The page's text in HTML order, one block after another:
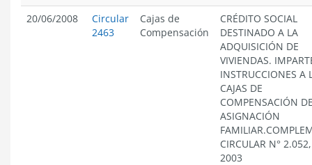
20/06/2008
Circular
2463
Cajas de
Compensación
CRÉDITO SOCIAL
DESTINADO A LA
ADQUISICIÓN DE
VIVIENDAS.
INSTRUCCIONES A
CAJAS DE
COMPENSACIÓN
ASIGNACIÓN
CIRCULAR N°
2003